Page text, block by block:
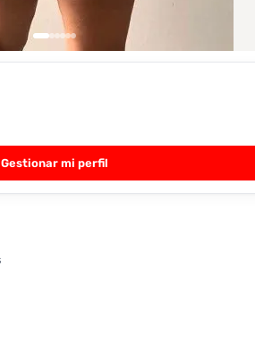
Gestionar mi perfil